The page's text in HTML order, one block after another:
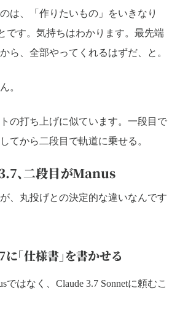
は、「作りたいもの」をいきなり
です。気持ちはわかります。最先端
ら、全部やってくれるはずだ、と。
。
の打ち上げに似ています。一段目で
てから二段目で軌道に乗せる。
、二段目がManus
、丸投げとの決定的な違いなんです
「仕様書」を書かせる
はなく、Claude 3.7 Sonnetに頼むこ